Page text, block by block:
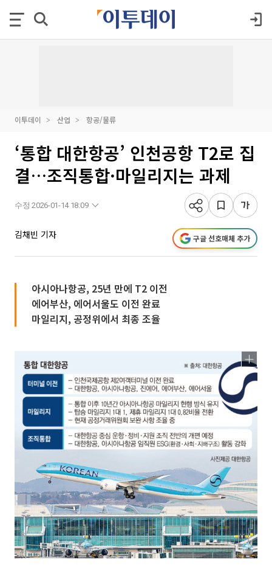
이투데이 산업 항공/물류
‘통합 대한항공’ 인천공항 T2로 집
결…조직통합·마일리지는 과제
수정 2026-01-14 18:09
김채빈 기자 구글 선호매체 추가
아시아나항공, 25년 만에 T2 이전
에어부산, 에어서울도 이전 완료
마일리지, 공정위에서 최종 조율